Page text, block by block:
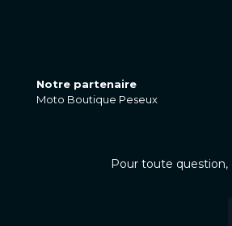
Notre partenaire
Moto Boutique Peseux
Pour toute question,